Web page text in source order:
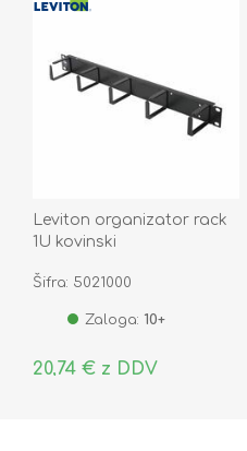
Leviton organizator rack
1U kovinski
Šifra: 5021000
Zaloga: 10+
20,74 € z DDV